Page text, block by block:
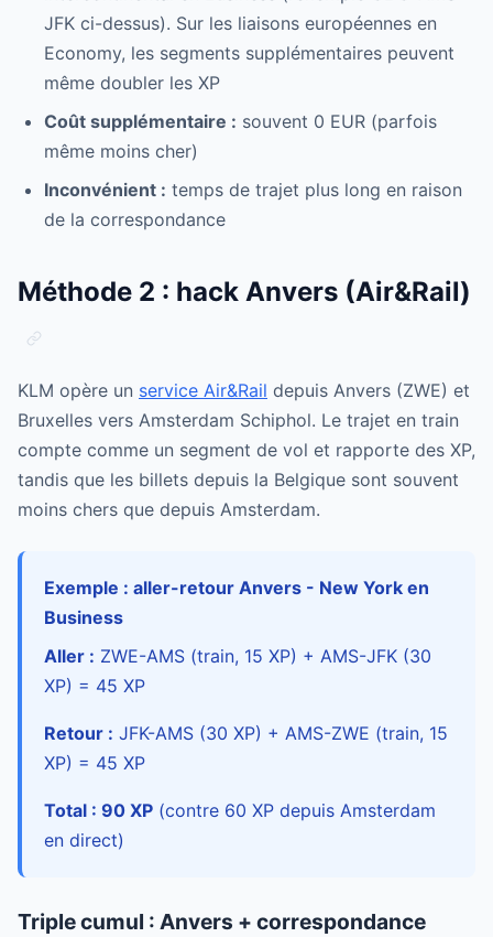
JFK ci-dessus). Sur les liaisons européennes en
Economy, les segments supplémentaires peuvent
même doubler les XP
Coût supplémentaire : souvent 0 EUR (parfois
même moins cher)
Inconvénient : temps de trajet plus long en raison
de la correspondance
Méthode 2 : hack Anvers (Air&Rail)
KLM opère un service Air&Rail depuis Anvers (ZWE) et
Bruxelles vers Amsterdam Schiphol. Le trajet en train
compte comme un segment de vol et rapporte des XP,
tandis que les billets depuis la Belgique sont souvent
moins chers que depuis Amsterdam.
Exemple : aller-retour Anvers - New York en
Business
Aller : ZWE-AMS (train, 15 XP) + AMS-JFK (30
XP) = 45 XP
Retour : JFK-AMS (30 XP) + AMS-ZWE (train, 15
XP) = 45 XP
Total : 90 XP (contre 60 XP depuis Amsterdam
en direct)
Triple cumul : Anvers + correspondance